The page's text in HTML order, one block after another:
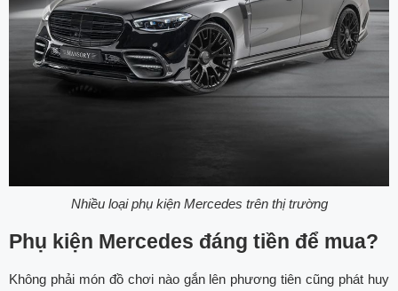
Nhiều loại phụ kiện Mercedes trên thị trường
Phụ kiện Mercedes đáng tiền để mua?
Không phải món đồ chơi nào gắn lên phương tiên cũng phát huy